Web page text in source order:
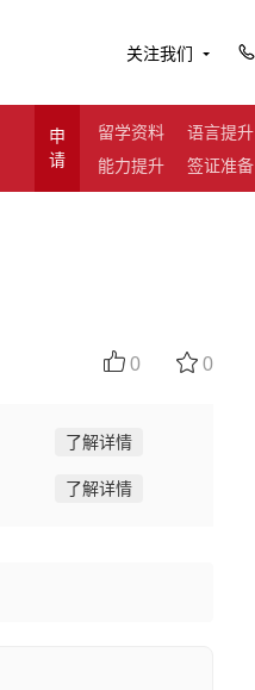
关注我们
申
请
留学资料
语言提升
能力提升
签证准备
0 0
了解详情
了解详情